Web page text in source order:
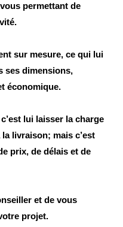
permettant de
sur mesure, ce qui lui
ses dimensions,
économique.
lui laisser la charge
livraison; mais c’est
prix, de délais et de
et de vous
projet.